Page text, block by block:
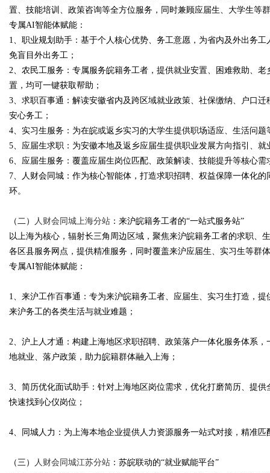
置、技能培训、政策咨询等全方位服务，同时兼顾应届生、大学生等
专属AI智能体赋能：
1、职业规划助手：基于个人核心优势、务工意愿，为省内及外出务
免盲目外出务工；
2、农民工服务：专属服务皖籍务工者，提供就业安置、困难救助、
置，均可一键获取帮助；
3、求职百事通：解读安徽省内及跨区域就业政策、社保缴纳、户口
安心务工；
4、实习生服务：为在皖或返乡实习的大学生提供职场适应、生活问
5、应届生求职：为安徽本地及返乡应届生提供职业发展方向指引、
6、应届生服务：覆盖应届生岗位匹配、政策解读、技能提升等核心
7、人财会同城：作为核心智能体，打造求职招聘、权益保障一体化
环。
（二） 人财会同城上海分站 ：来沪皖籍务工者的“一站式服务站”
以上海为核心，辐射长三角周边区域，聚焦来沪皖籍务工者的求职、
各区县服务网点，提供精准服务，同时覆盖来沪应届生、实习生等群
专属AI智能体赋能：
1、来沪工作百事通：专为来沪皖籍务工者、应届生、实习生打造，
来沪务工的各类生活与就业难题；
2、沪上人才通：构建上海地区求职招聘、政策落户一体化服务体系
地就业、落户政策，助力皖籍群体融入上海；
3、简历优化面试助手：针对上海地区岗位需求，优化打磨简历、提
快速找到心仪岗位；
4、同城人力：为上海本地企业提供人力资源服务一站式对接，精准
（三） 人财会同城江苏分站 ：苏皖联动的“就业赋能平台”